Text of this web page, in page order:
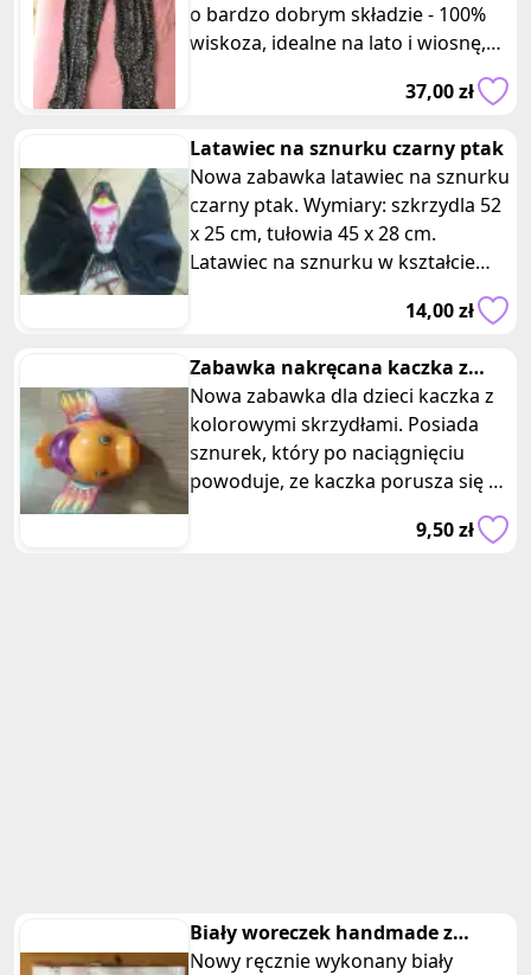
o bardzo dobrym składzie - 100%
wiskoza, idealne na lato i wiosnę,
37,00 zł
Latawiec na sznurku czarny ptak
Nowa zabawka latawiec na sznurku
czarny ptak. Wymiary: szkrzydla 52
x 25 cm, tułowia 45 x 28 cm.
Latawiec na sznurku w kształcie
ptaka zapewni Ci niezapomniane
14,00 zł
Zabawka nakręcana kaczka z
kolorowymi skrzydłami
Nowa zabawka dla dzieci kaczka z
kolorowymi skrzydłami. Posiada
sznurek, który po naciągnięciu
powoduje, ze kaczka porusza się do
9,50 zł
Biały woreczek handmade z
wyszywanka
Nowy ręcznie wykonany biały